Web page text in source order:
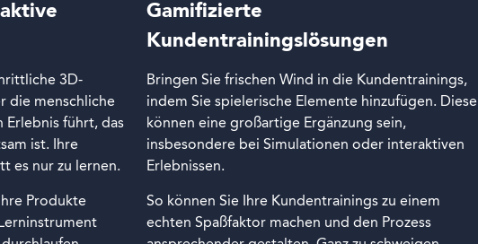
3D-
die menschliche
Erlebnis führt, das
ist. Ihre
es nur zu lernen.
Produkte
Gamifizierte
Kundentrainingslösungen
Bringen Sie frischen Wind in die Kundentrainings,
indem Sie spielerische Elemente hinzufügen. Diese
können eine großartige Ergänzung sein,
insbesondere bei Simulationen oder interaktiven
Erlebnissen.
So können Sie Ihre Kundentrainings zu einem
echten Spaßfaktor machen und den Prozess